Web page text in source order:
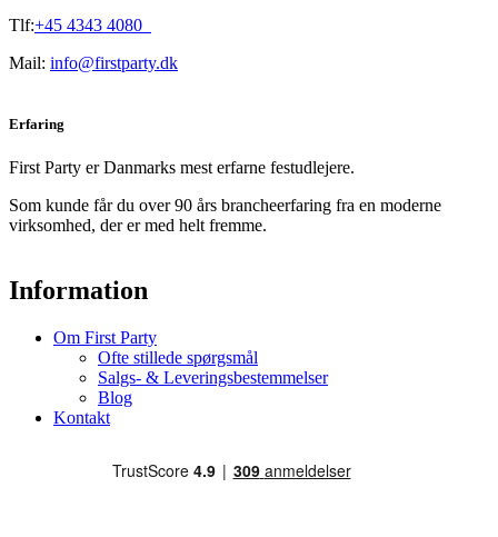
Tlf:+45 4343 4080
Mail: info@firstparty.dk
Erfaring
First Party er Danmarks mest erfarne festudlejere.
Som kunde får du over 90 års brancheerfaring fra en moderne
virksomhed, der er med helt fremme.
Information
Om First Party
Ofte stillede spørgsmål
Salgs- & Leveringsbestemmelser
Blog
Kontakt